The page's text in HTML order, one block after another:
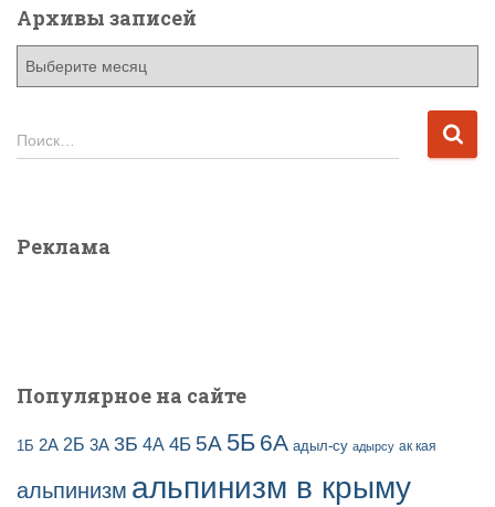
Архивы записей
в
п
Н
а
:
Поиск…
Реклама
Популярное на сайте
1Б 2А 2Б 3А 3Б 4А 4Б 5А 5Б 6А адыл-су адырсу ак кая
альпинизм альпинизм в крыму